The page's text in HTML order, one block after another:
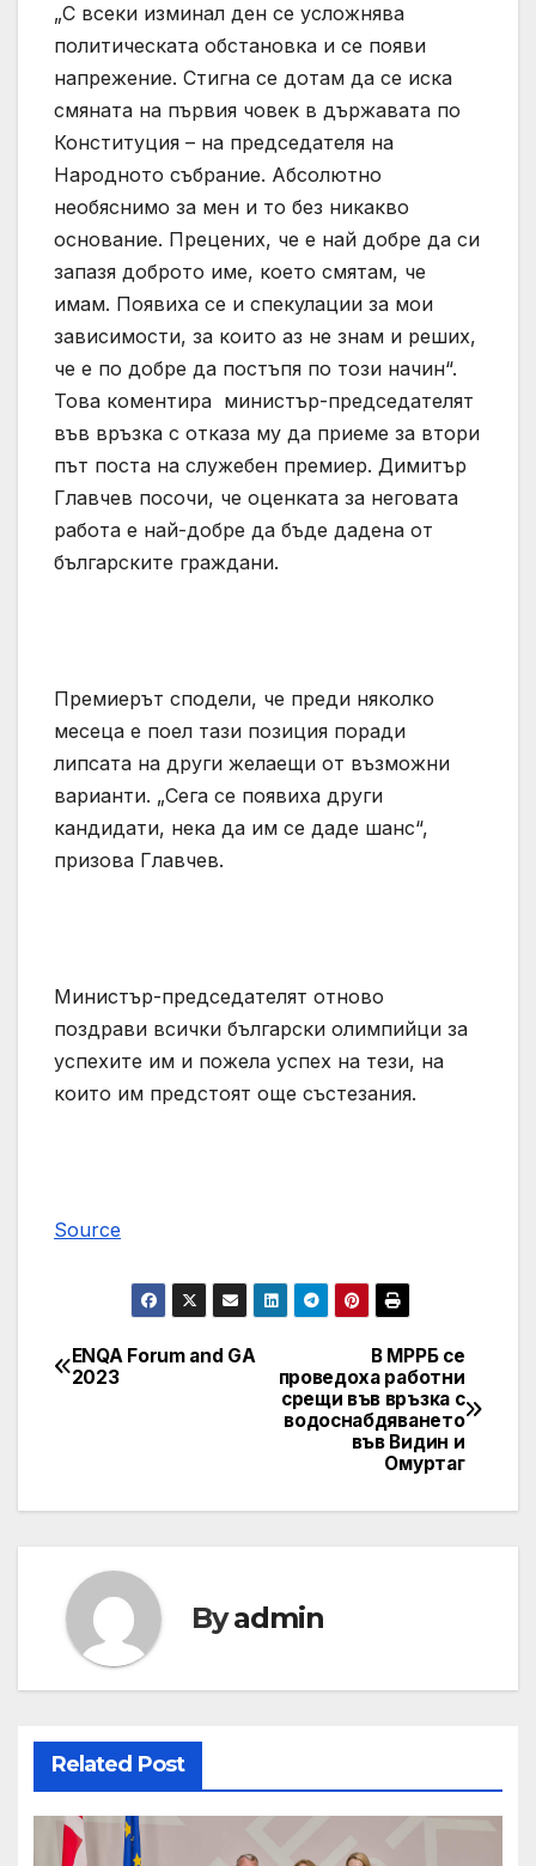
„С всеки изминал ден се усложнява
политическата обстановка и се появи
напрежение. Стигна се дотам да се иска
смяната на първия човек в държавата по
Конституция – на председателя на
Народното събрание. Абсолютно
необяснимо за мен и то без никакво
основание. Прецених, че е най добре да си
запазя доброто име, което смятам, че
имам. Появиха се и спекулации за мои
зависимости, за които аз не знам и реших,
че е по добре да постъпя по този начин“.
Това коментира министър-председателят
във връзка с отказа му да приеме за втори
път поста на служебен премиер. Димитър
Главчев посочи, че оценката за неговата
работа е най-добре да бъде дадена от
българските граждани.
Премиерът сподели, че преди няколко
месеца е поел тази позиция поради
липсата на други желаещи от възможни
варианти. „Сега се появиха други
кандидати, нека да им се даде шанс“,
призова Главчев.
Министър-председателят отново
поздрави всички български олимпийци за
успехите им и пожела успех на тези, на
които им предстоят още състезания.
Source
Post
В МРРБ се
проведоха работни
срещи във връзка с
водоснабдяването
във Видин и
Омуртаг
ENQA Forum and GA
2023
Byadmin
Related Post